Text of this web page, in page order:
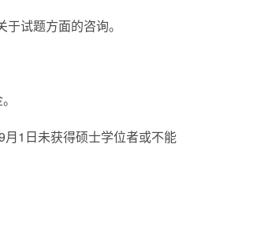
试题方面的咨询。
月1日未获得硕士学位者或不能